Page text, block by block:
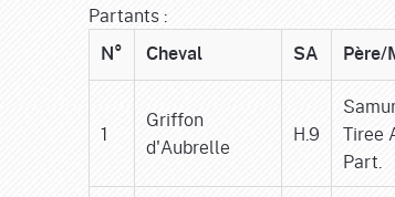
Partants :
N° Cheval SA Père/
1
Griffon
d'Aubrelle
H.9
Tiree
Part.